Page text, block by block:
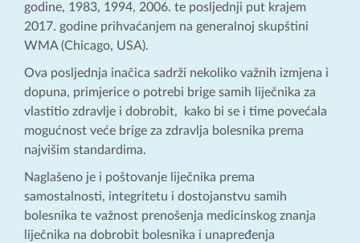
godine, 1983, 1994, 2006. te posljednji put krajem
2017. godine prihvaćanjem na generalnoj skupštini
WMA (Chicago, USA).
Ova posljednja inačica sadrži nekoliko važnih izmjena i
dopuna, primjerice o potrebi brige samih liječnika za
vlastitio zdravlje i dobrobit, kako bi se i time povećala
mogućnost veće brige za zdravlja bolesnika prema
najvišim standardima.
Naglašeno je i poštovanje liječnika prema
samostalnosti, integritetu i dostojanstvu samih
bolesnika te važnost prenošenja medicinskog znanja
liječnika na dobrobit bolesnika i unapređenja